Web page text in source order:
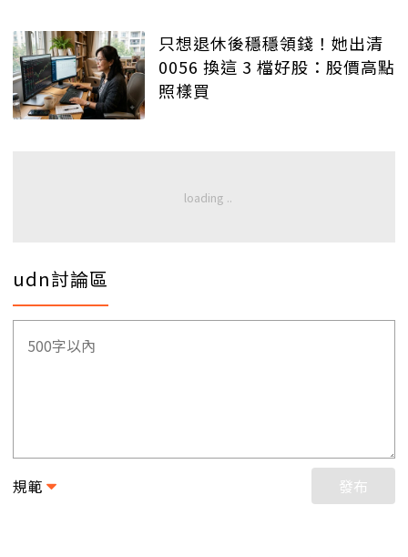
只想退休後穩穩領錢！她出清
0056 換這 3 檔好股：股價高點
照樣買
udn討論區
規範 發布